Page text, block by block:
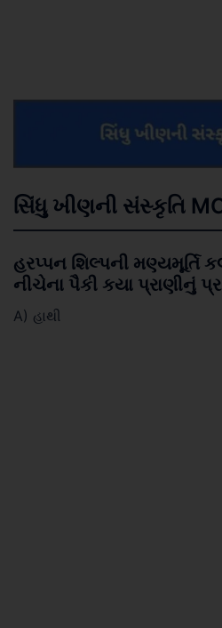
સિંધુ ખીણની સંસ્કૃતિ
હરપ્પન શિલ્પની મણ્યમૂર્તિ
નીચેના પૈકી કયા પ્રાણીનું
A) હાથી